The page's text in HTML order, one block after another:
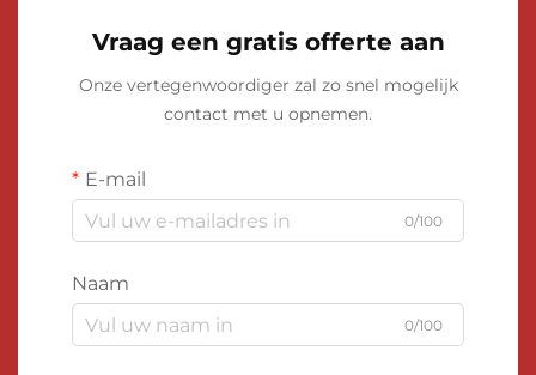
Vraag een gratis offerte aan
Onze vertegenwoordiger zal zo snel mogelijk
contact met u opnemen.
E-mail
0/100
Naam
0/100